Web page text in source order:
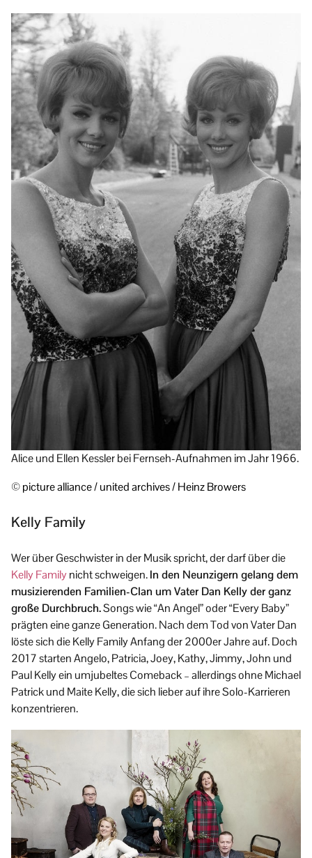
Alice und Ellen Kessler bei Fernseh-Aufnahmen im Jahr 1966.
© picture alliance / united archives / Heinz Browers
Kelly Family
Wer über Geschwister in der Musik spricht, der darf über die
Kelly Familynicht schweigen.In den Neunzigern gelang dem
musizierenden Familien-Clan um Vater Dan Kelly der ganz
große Durchbruch.Songs wie “An Angel” oder “Every Baby”
prägten eine ganze Generation. Nach dem Tod von Vater Dan
löste sich die Kelly Family Anfang der 2000er Jahre auf. Doch
2017 starten Angelo, Patricia, Joey, Kathy, Jimmy, John und
Paul Kelly ein umjubeltes Comeback – allerdings ohne Michael
Patrick und Maite Kelly, die sich lieber auf ihre Solo-Karrieren
konzentrieren.